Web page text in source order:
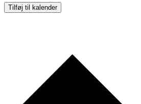
Tilføj til kalender